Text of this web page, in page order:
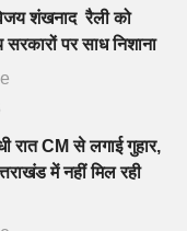
शंखनाद रैली को
पर साध निशाना
CM से लगाई गुहार,
में नहीं मिल रही